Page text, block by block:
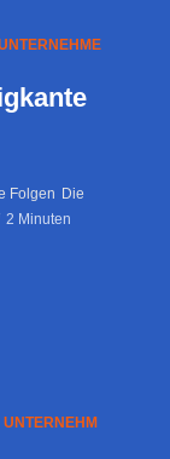
Folgen Die
2 Minuten
UNTERNEHM